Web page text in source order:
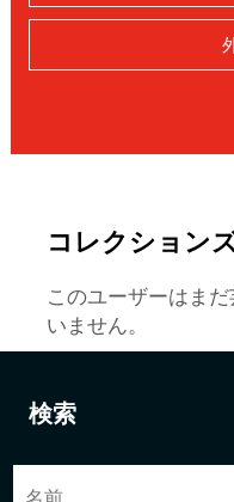
検索
コレクション
このユーザーはま
いません。